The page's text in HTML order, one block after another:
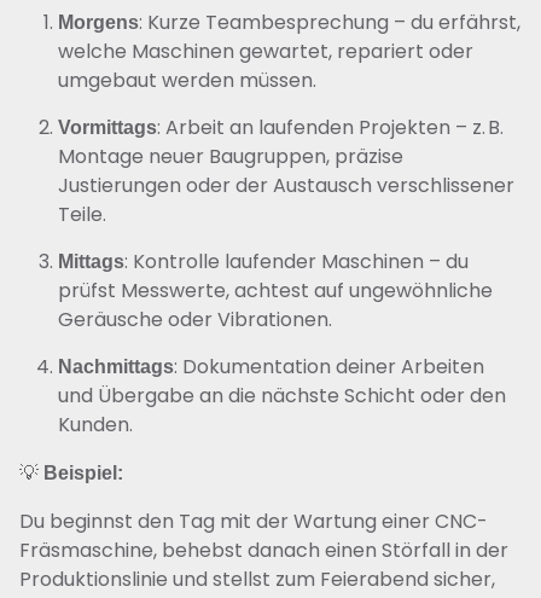
Morgens: Kurze Teambesprechung – du erfährst,
welche Maschinen gewartet, repariert oder
umgebaut werden müssen.
Vormittags: Arbeit an laufenden Projekten – z. B.
Montage neuer Baugruppen, präzise
Justierungen oder der Austausch verschlissener
Teile.
Mittags: Kontrolle laufender Maschinen – du
prüfst Messwerte, achtest auf ungewöhnliche
Geräusche oder Vibrationen.
Nachmittags: Dokumentation deiner Arbeiten
und Übergabe an die nächste Schicht oder den
Kunden.
💡 Beispiel:
Du beginnst den Tag mit der Wartung einer CNC-
Fräsmaschine, behebst danach einen Störfall in der
Produktionslinie und stellst zum Feierabend sicher,